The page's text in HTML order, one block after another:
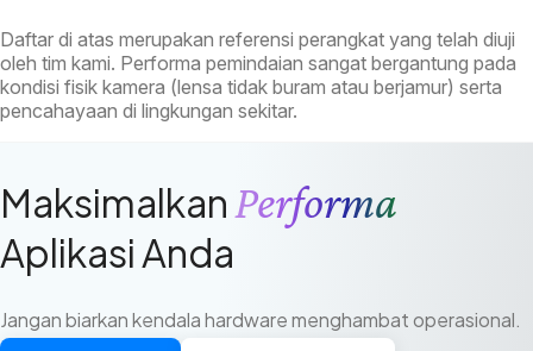
Daftar di atas merupakan referensi perangkat yang telah diuji
oleh tim kami. Performa pemindaian sangat bergantung pada
kondisi fisik kamera (lensa tidak buram atau berjamur) serta
pencahayaan di lingkungan sekitar.
Maksimalkan Performa
Aplikasi Anda
Jangan biarkan kendala hardware menghambat operasional.